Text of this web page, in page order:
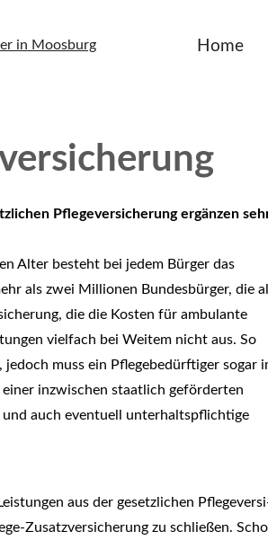
Home
Pflege­ver­si­che­rung ergänzen
Alter besteht bei jedem Bürger das
als zwei Millionen Bundesbürger, die
die die Kosten für ambulante
vielfach bei Weitem nicht aus. So
muss ein Pflegebedürftiger sogar
inzwischen staatlich geförderten
und auch eventuell unterhaltspflichtige
aus der gesetzlichen
Zusatzversicherung zu schließen.